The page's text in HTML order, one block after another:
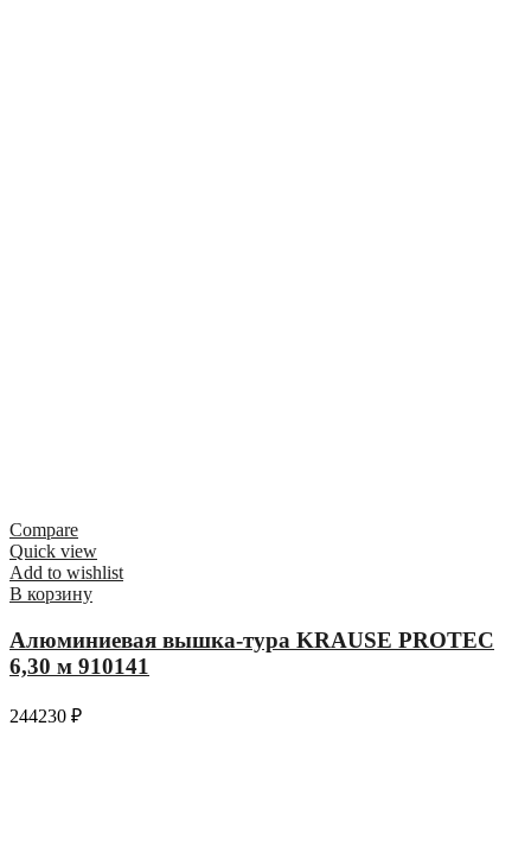
Compare
Quick view
Add to wishlist
В корзину
Алюминиевая вышка-тура KRAUSE PROTEC
6,30 м 910141
244230 ₽